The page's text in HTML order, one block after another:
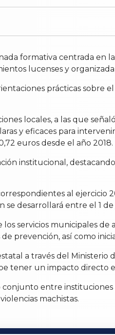
formativa centrada en
lucenses y
prácticas sobre
locales, a las que
y eficaces para
euros desde el año 2018.
institucional,
al
desarrollará entre el 1
servicios municipales de
prevención, así como
a través del
tener un impacto directo
entre instituciones
machistas.